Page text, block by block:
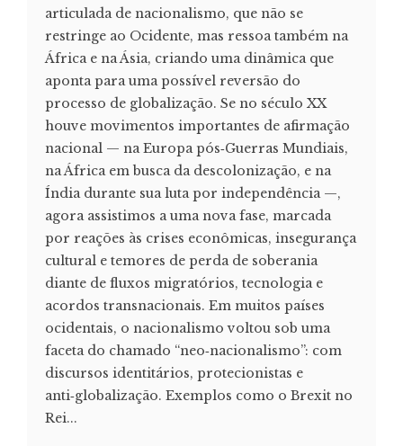
articulada de nacionalismo, que não se
restringe ao Ocidente, mas ressoa também na
África e na Ásia, criando uma dinâmica que
aponta para uma possível reversão do
processo de globalização. Se no século XX
houve movimentos importantes de afirmação
nacional — na Europa pós‑Guerras Mundiais,
na África em busca da descolonização, e na
Índia durante sua luta por independência —,
agora assistimos a uma nova fase, marcada
por reações às crises econômicas, insegurança
cultural e temores de perda de soberania
diante de fluxos migratórios, tecnologia e
acordos transnacionais. Em muitos países
ocidentais, o nacionalismo voltou sob uma
faceta do chamado “neo‑nacionalismo”: com
discursos identitários, protecionistas e
anti‑globalização. Exemplos como o Brexit no
Rei...